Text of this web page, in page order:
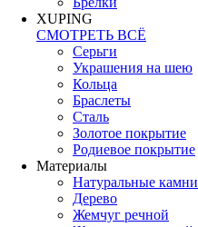
XUPING
СМОТРЕТЬ ВСЁ
Серьги
Украшения на шею
Кольца
Браслеты
Сталь
Золотое покрытие
Родиевое покрытие
Материалы
Натуральные камни
Дерево
Жемчуг речной